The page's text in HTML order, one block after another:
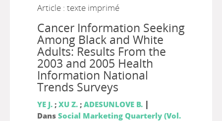
Article : texte imprimé
Cancer Information Seeking
Among Black and White
Adults: Results From the
2003 and 2005 Health
Information National
Trends Surveys
YE J.; XU Z.; ADESUNLOVE B. |
Dans Social Marketing Quarterly (Vol.